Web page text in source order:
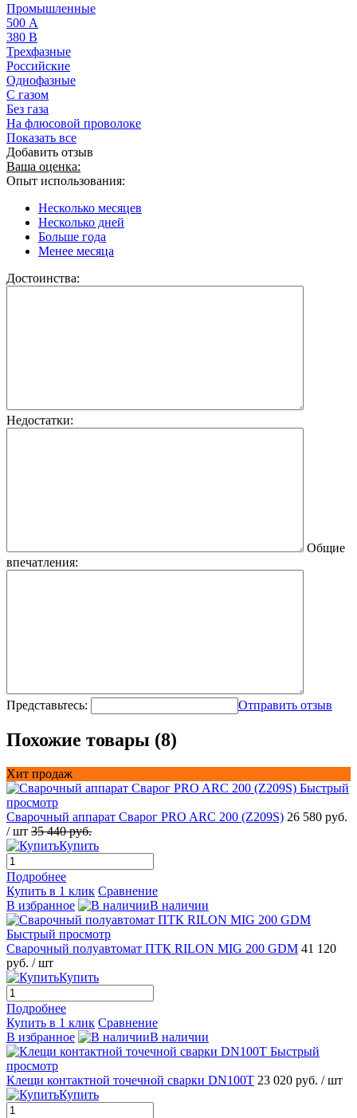
Промышленные
500 А
380 В
Трехфазные
Российские
Однофазные
С газом
Без газа
На флюсовой проволоке
Показать все
Добавить отзыв
Ваша оценка:
Опыт использования:
Несколько месяцев
Несколько дней
Больше года
Менее месяца
Достоинства:
Недостатки:
Общие
впечатления:
Представьтесь: Отправить отзыв
Похожие товары (8)
Хит продаж
Быстрый
просмотр
Сварочный аппарат Сварог PRO ARC 200 (Z209S) 26 580 руб.
/ шт 35 440 руб.
Купить
Подробнее
Купить в 1 клик Сравнение
В избранное
В наличии
Быстрый просмотр
Сварочный полуавтомат ПТК RILON MIG 200 GDM 41 120
руб. / шт
Купить
Подробнее
Купить в 1 клик Сравнение
В избранное
В наличии
Быстрый
просмотр
Клещи контактной точечной сварки DN100T 23 020 руб. / шт
Купить